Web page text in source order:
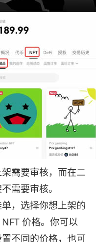
需要审核，而在二
需要审核。
，选择你想上架的
价格。你可以
不同的价格，也可